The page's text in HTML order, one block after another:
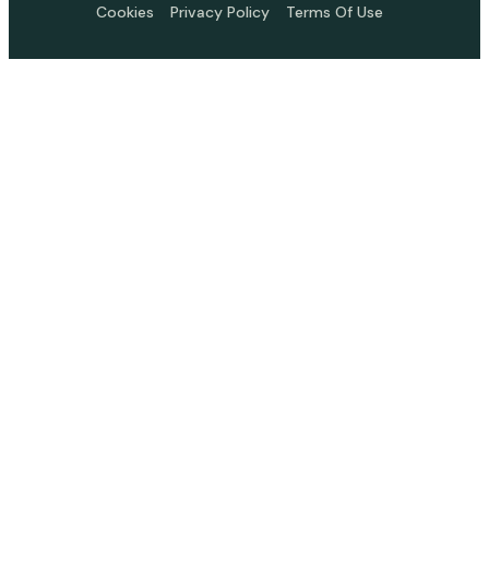
Cookies Privacy Policy Terms Of Use